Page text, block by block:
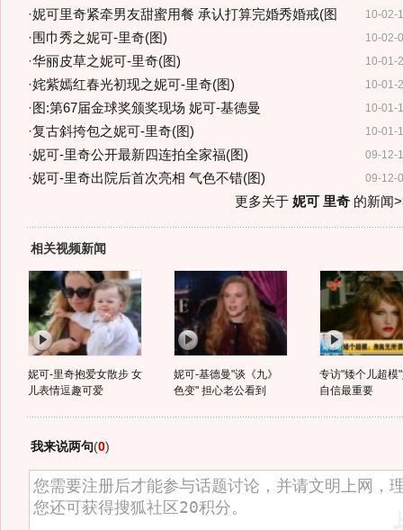
10-02-
·妮可里奇紧牵男友甜蜜用餐 承认打算完婚秀婚戒(图
10-02-
·围巾秀之妮可-里奇(图)
10-01-
·华丽皮草之妮可-里奇(图)
10-01-
·姹紫嫣红春光初现之妮可-里奇(图)
10-01-
· 图:第67届金球奖颁奖现场 妮可-基德曼
10-01-
·复古斜挎包之妮可-里奇(图)
09-12-
·妮可-里奇公开最新四连拍全家福(图)
09-12-
·妮可-里奇出院后首次亮相 气色不错(图)
更多关于 妮可 里奇的新闻
相关视频新闻
妮可-里奇抱爱女散步 女
儿表情逗趣可爱
妮可-基德曼"谈《九》
色变" 担心老公看到
专访"矮个儿超模
自信最重要
我来说两句(0)